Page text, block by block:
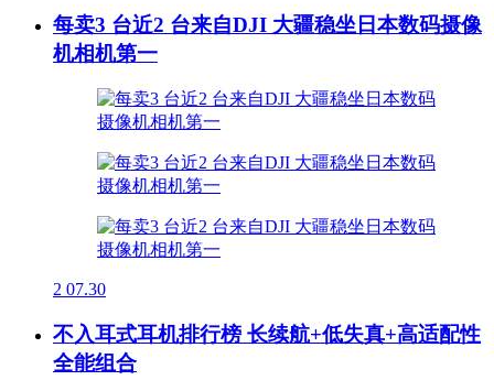
每卖3 台近2 台来自DJI 大疆稳坐日本数码摄像
机相机第一
2 07.30
不入耳式耳机排行榜 长续航+低失真+高适配性
全能组合